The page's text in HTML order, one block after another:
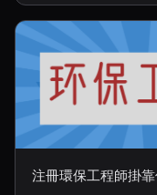
注冊環保工程師掛